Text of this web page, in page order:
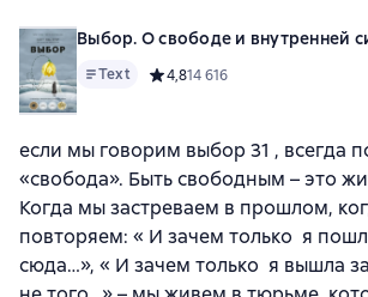
Выбор. О свободе и внутренней
Text Средний рейтинг 4,8 на основе
4,814 616
если мы говорим выбор 31 , всегда
«свобода». Быть свободным – это
Когда мы застреваем в прошлом,
повторяем: « И зачем только я
сюда…», « И зачем только я вышла